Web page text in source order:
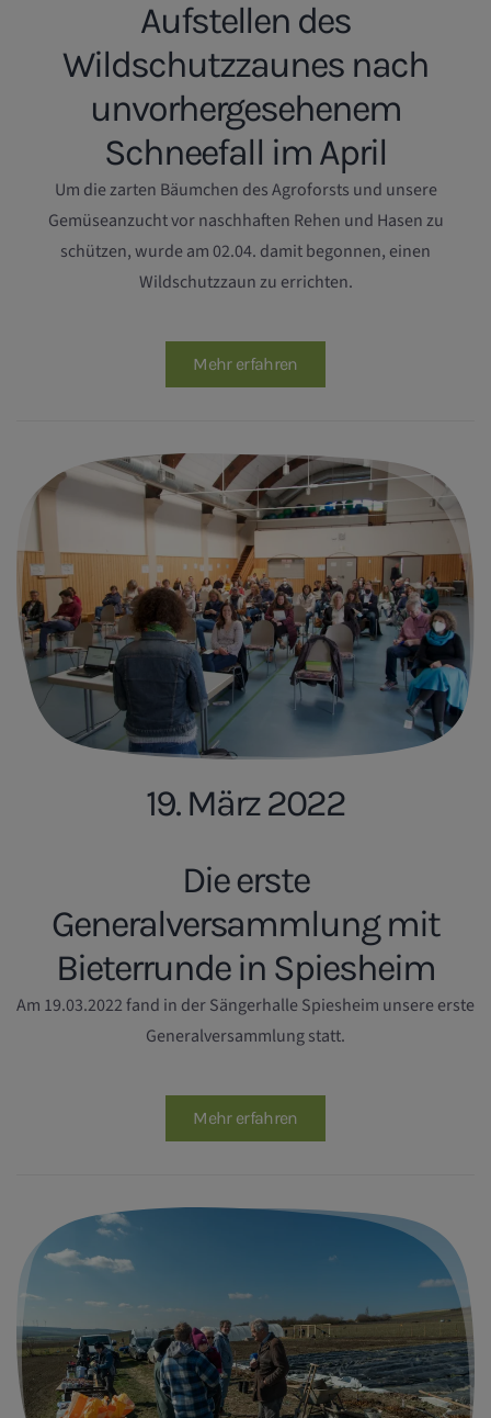
Aufstellen des
Wildschutzzaunes nach
unvorhergesehenem
Schneefall im April
Um die zarten Bäumchen des Agroforsts und unsere
Gemüseanzucht vor naschhaften Rehen und Hasen zu
schützen, wurde am 02.04. damit begonnen, einen
Wildschutzzaun zu errichten.
Mehr erfahren
19. März 2022
Die erste
Generalversammlung mit
Bieterrunde in Spiesheim
Am 19.03.2022 fand in der Sängerhalle Spiesheim unsere erste
Generalversammlung statt.
Mehr erfahren